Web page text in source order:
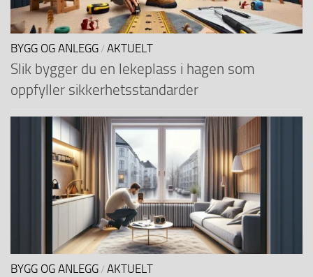
BYGG OG ANLEGG / AKTUELT
Slik bygger du en lekeplass i hagen som
oppfyller sikkerhetsstandarder
BYGG OG ANLEGG / AKTUELT